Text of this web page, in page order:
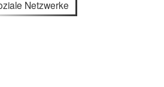
Netzwerke